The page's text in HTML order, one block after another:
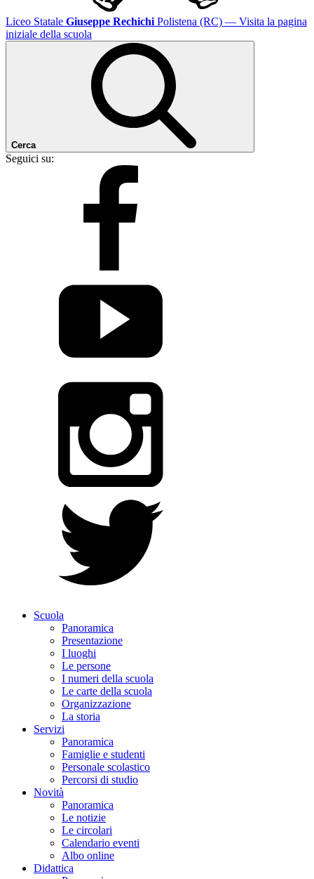
Liceo Statale Giuseppe Rechichi Polistena (RC) — Visita la pagina
iniziale della scuola
Cerca
Seguici su:
Scuola
Panoramica
Presentazione
I luoghi
Le persone
I numeri della scuola
Le carte della scuola
Organizzazione
La storia
Servizi
Panoramica
Famiglie e studenti
Personale scolastico
Percorsi di studio
Novità
Panoramica
Le notizie
Le circolari
Calendario eventi
Albo online
Didattica